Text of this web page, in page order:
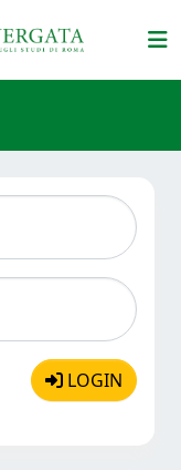
LOGIN